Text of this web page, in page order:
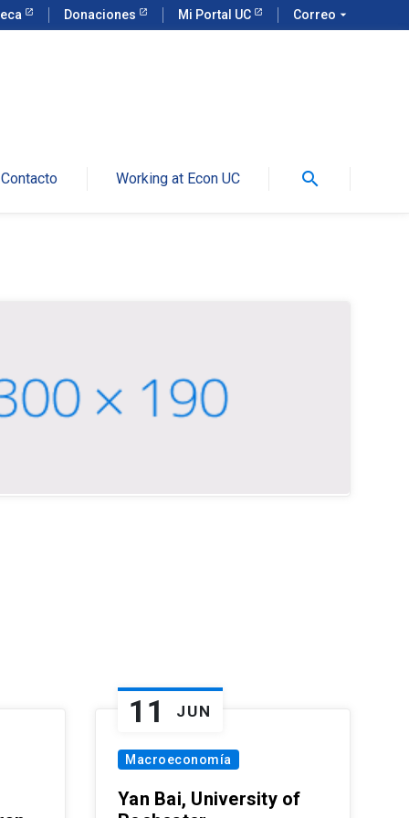
Donaciones Mi Portal UC Correo arrow_drop_down
Contacto Working at Econ UC search
11 JUN
Macroeconomía
Yan Bai, University of